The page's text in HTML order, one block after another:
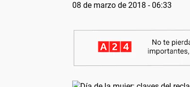
08 de marzo de 2018 - 06:33